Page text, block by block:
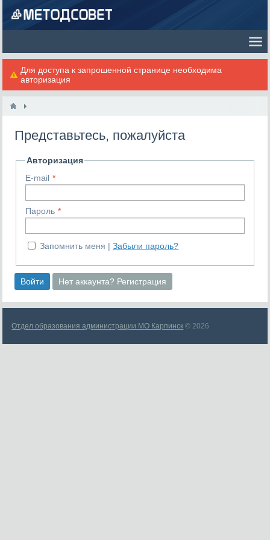
Для доступа к запрошенной странице необходима
авторизация
Представьтесь, пожалуйста
Авторизация
E-mail
Пароль
Запомнить меня Забыли пароль?
Войти Нет аккаунта? Регистрация
Отдел образования администрации МО Карпинск © 2026